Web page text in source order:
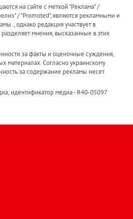
на сайте с меткой "Реклама" /
/ "Promoted", являются рекламными и
, однако редакция участвует в
разделяет мнения, высказанные в этих
за факты и оценочные суждения,
материалах. Согласно украинскому
за содержание рекламы несет
идентификатор медиа - R40-05097